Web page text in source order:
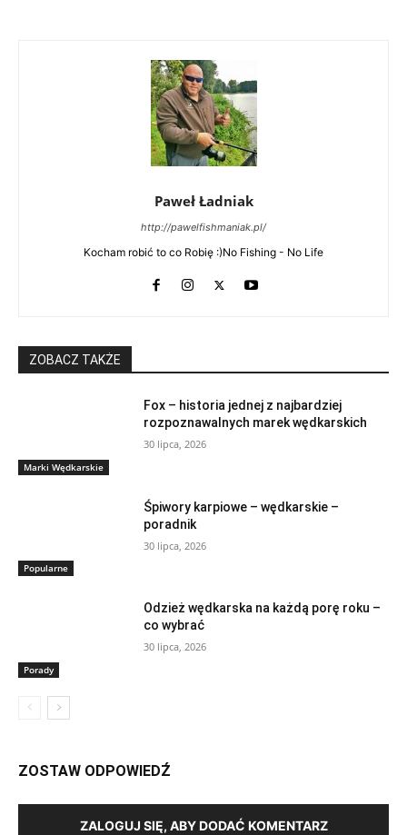
Paweł Ładniak
http://pawelfishmaniak.pl/
Kocham robić to co Robię :)No Fishing - No Life
ZOBACZ TAKŻE
Marki Wędkarskie
Fox – historia jednej z najbardziej
rozpoznawalnych marek wędkarskich
30 lipca, 2026
Popularne
Śpiwory karpiowe – wędkarskie –
poradnik
30 lipca, 2026
Porady
Odzież wędkarska na każdą porę roku –
co wybrać
30 lipca, 2026
ZOSTAW ODPOWIEDŹ
ZALOGUJ SIĘ, ABY DODAĆ KOMENTARZ